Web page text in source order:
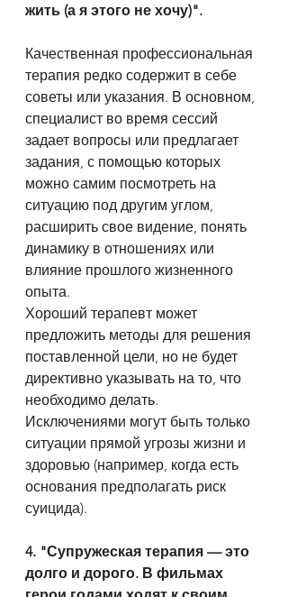
жить (а я этого не хочу)".
Качественная профессиональная
терапия редко содержит в себе
советы или указания. В основном,
специалист во время сессий
задает вопросы или предлагает
задания, с помощью которых
можно самим посмотреть на
ситуацию под другим углом,
расширить свое видение, понять
динамику в отношениях или
влияние прошлого жизненного
опыта.
Хороший терапевт может
предложить методы для решения
поставленной цели, но не будет
директивно указывать на то, что
необходимо делать.
Исключениями могут быть только
ситуации прямой угрозы жизни и
здоровью (например, когда есть
основания предполагать риск
суицида).
4. "Супружеская терапия — это
долго и дорого. В фильмах